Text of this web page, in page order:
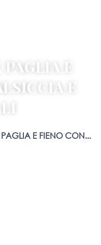
PAGLIA E
E
PAGLIA E FIENO CON...